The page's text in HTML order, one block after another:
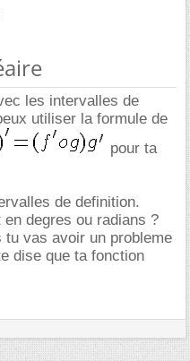
les intervalles de
utiliser la formule de
pour ta
de definition.
degres ou radians ?
vas avoir un probleme
dise que ta fonction